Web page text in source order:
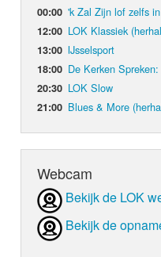
00:00 'k Zal Zijn lof zelfs
12:00 LOK Klassiek
13:00 IJsselsport
18:00 De Kerken
20:30 LOK Slow
21:00 Blues & More
Webcam
Bekijk de LOK
Bekijk de